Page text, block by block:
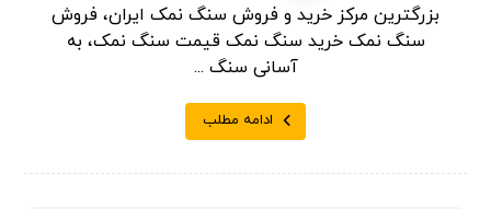
بزرگترین مرکز خرید و فروش سنگ نمک ایران، فروش
سنگ نمک خرید سنگ نمک قیمت سنگ نمک، به
آسانی سنگ ...
ادامه مطلب